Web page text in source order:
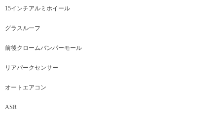
15インチアルミホイール
グラスルーフ
前後クロームバンパーモール
リアパークセンサー
オートエアコン
ASR